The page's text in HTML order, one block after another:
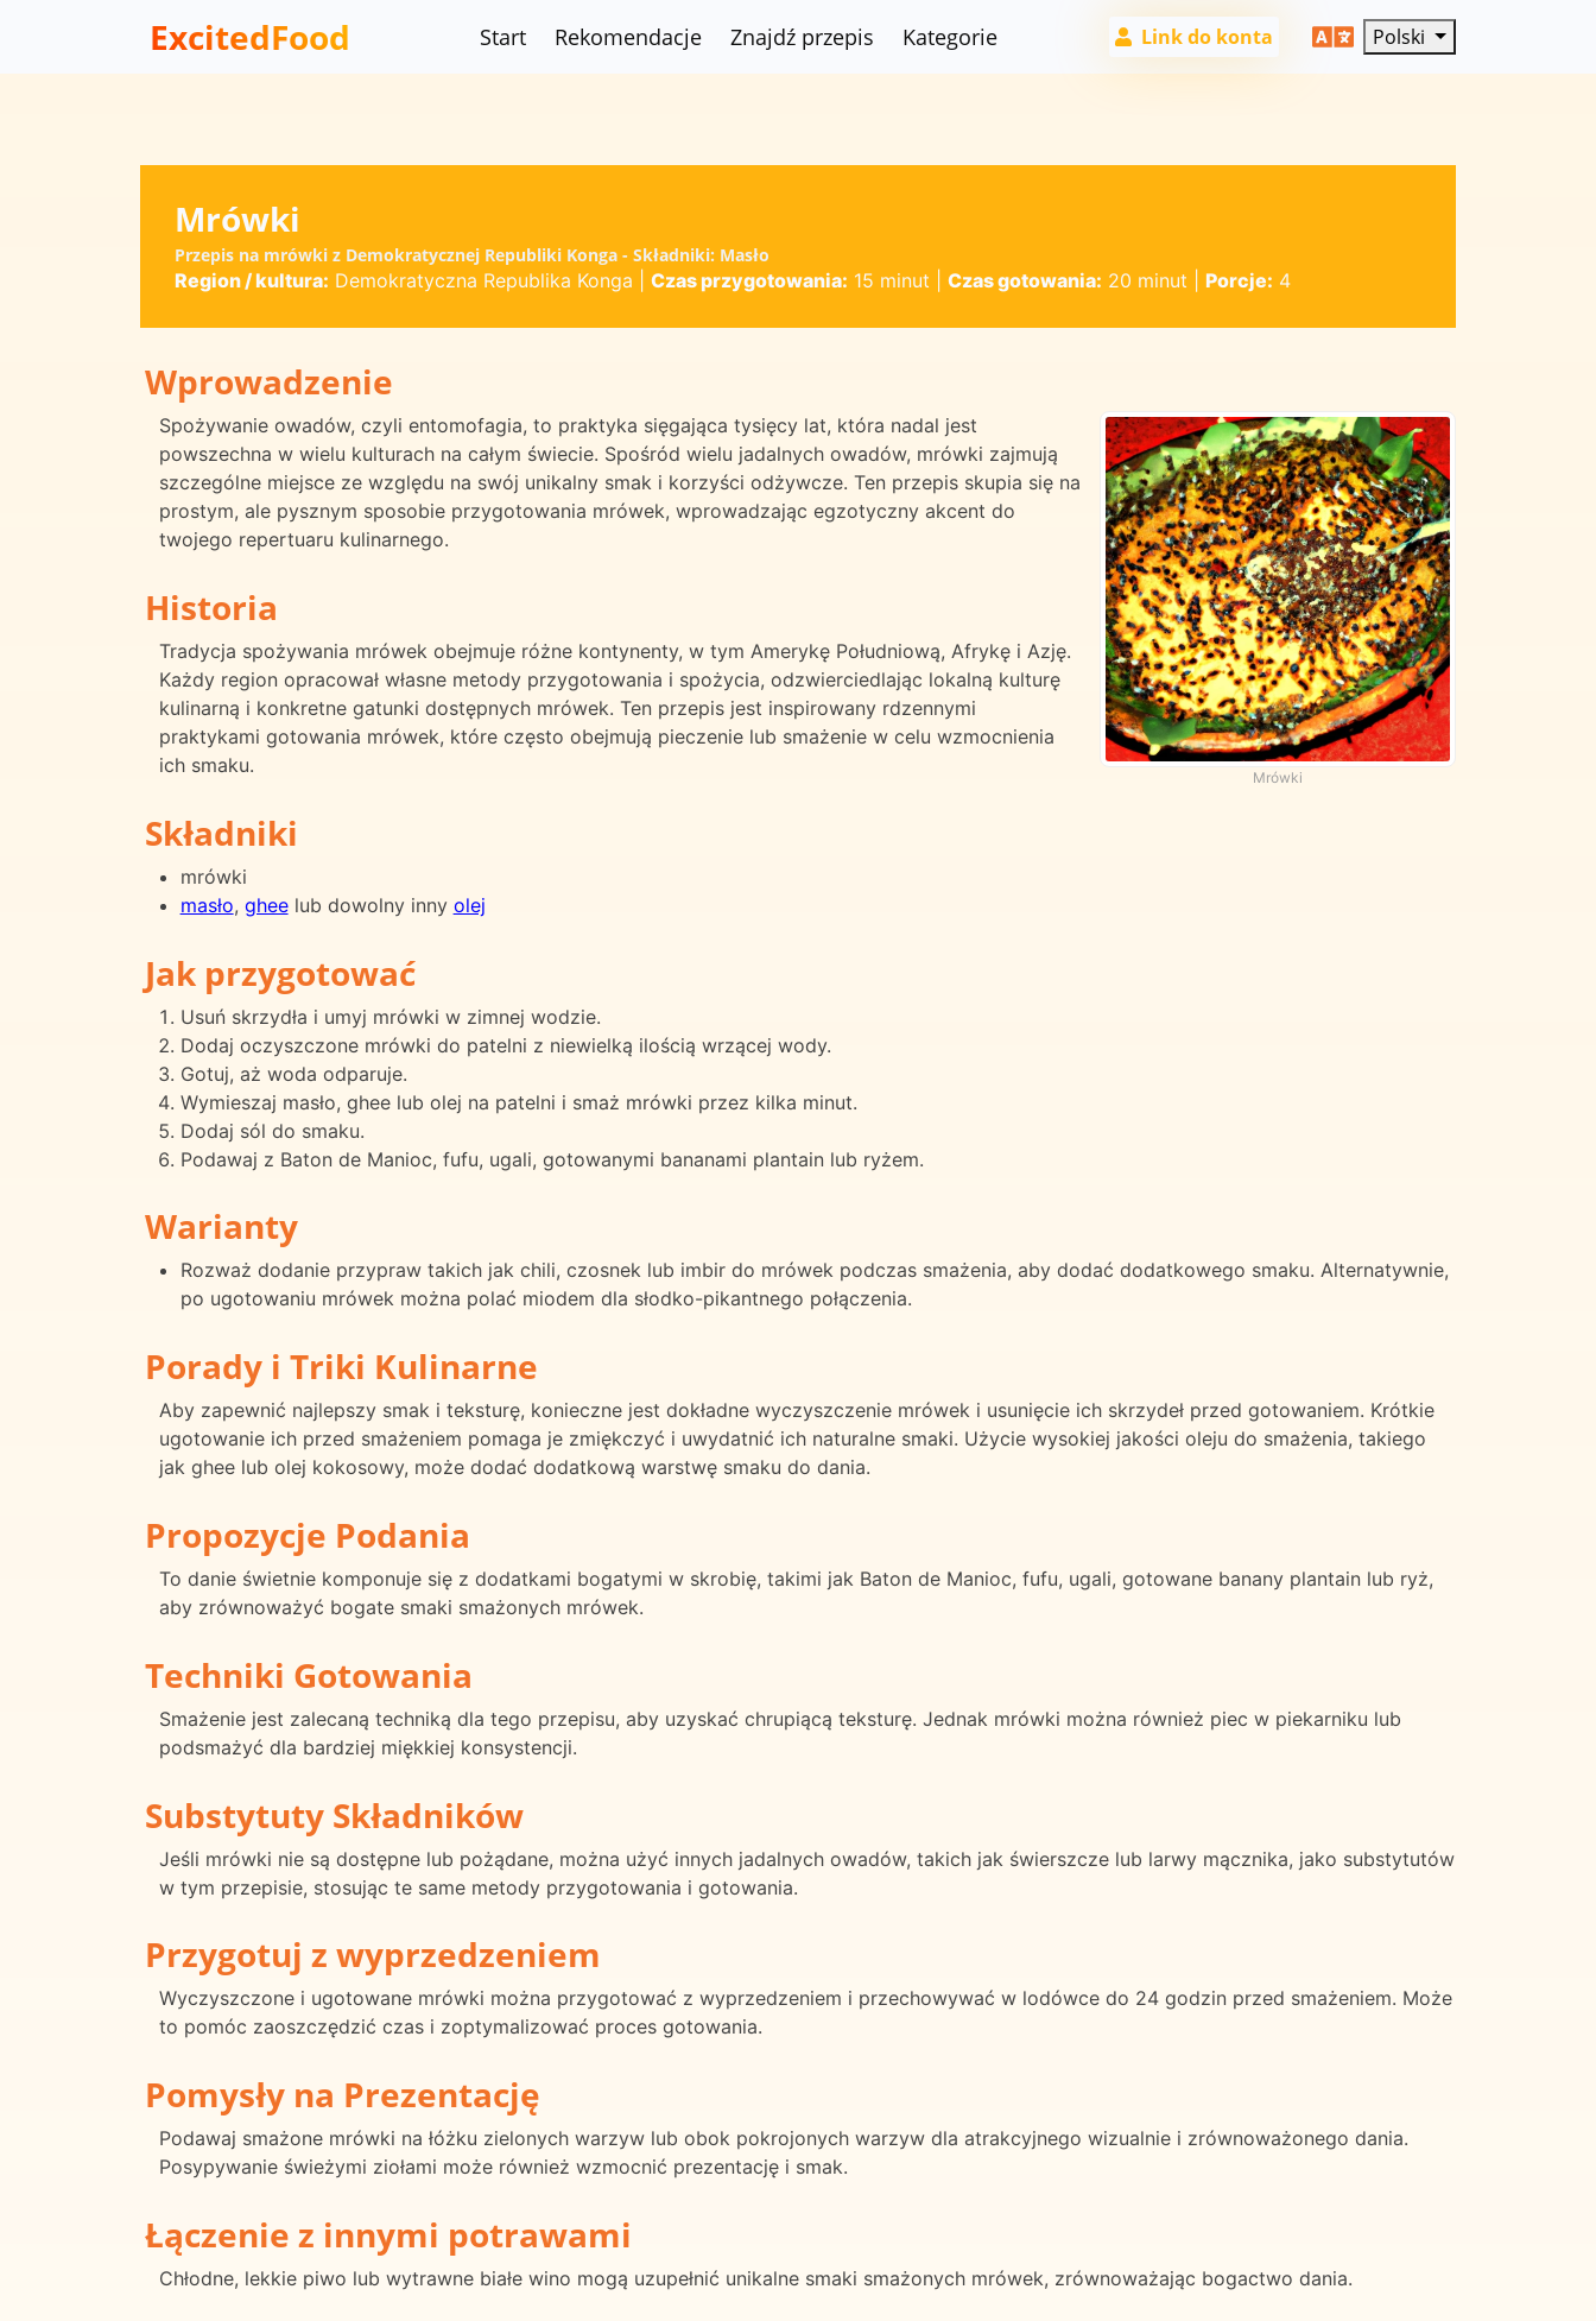
ExcitedFood Start Rekomendacje Znajdź przepis Kategorie Link do konta Polski
Mrówki
Przepis na mrówki z Demokratycznej Republiki Konga - Składniki: Masło
Region / kultura: Demokratyczna Republika Konga Czas przygotowania: 15 minut Czas gotowania: 20 minut Porcje: 4
Wprowadzenie
Mrówki
Spożywanie owadów, czyli entomofagia, to praktyka sięgająca tysięcy lat, która nadal jest
powszechna w wielu kulturach na całym świecie. Spośród wielu jadalnych owadów, mrówki zajmują
szczególne miejsce ze względu na swój unikalny smak i korzyści odżywcze. Ten przepis skupia się na
prostym, ale pysznym sposobie przygotowania mrówek, wprowadzając egzotyczny akcent do
twojego repertuaru kulinarnego.
Historia
Tradycja spożywania mrówek obejmuje różne kontynenty, w tym Amerykę Południową, Afrykę i Azję.
Każdy region opracował własne metody przygotowania i spożycia, odzwierciedlając lokalną kulturę
kulinarną i konkretne gatunki dostępnych mrówek. Ten przepis jest inspirowany rdzennymi
praktykami gotowania mrówek, które często obejmują pieczenie lub smażenie w celu wzmocnienia
ich smaku.
Składniki
mrówki
masło, gheelub dowolny inny olej
Jak przygotować
Usuń skrzydła i umyj mrówki w zimnej wodzie.
Dodaj oczyszczone mrówki do patelni z niewielką ilością wrzącej wody.
Gotuj, aż woda odparuje.
Wymieszaj masło, ghee lub olej na patelni i smaż mrówki przez kilka minut.
Dodaj sól do smaku.
Podawaj z Baton de Manioc, fufu, ugali, gotowanymi bananami plantain lub ryżem.
Warianty
Rozważ dodanie przypraw takich jak chili, czosnek lub imbir do mrówek podczas smażenia, aby dodać dodatkowego smaku. Alternatywnie,
po ugotowaniu mrówek można polać miodem dla słodko-pikantnego połączenia.
Porady i Triki Kulinarne
Aby zapewnić najlepszy smak i teksturę, konieczne jest dokładne wyczyszczenie mrówek i usunięcie ich skrzydeł przed gotowaniem. Krótkie
ugotowanie ich przed smażeniem pomaga je zmiękczyć i uwydatnić ich naturalne smaki. Użycie wysokiej jakości oleju do smażenia, takiego
jak ghee lub olej kokosowy, może dodać dodatkową warstwę smaku do dania.
Propozycje Podania
To danie świetnie komponuje się z dodatkami bogatymi w skrobię, takimi jak Baton de Manioc, fufu, ugali, gotowane banany plantain lub ryż,
aby zrównoważyć bogate smaki smażonych mrówek.
Techniki Gotowania
Smażenie jest zalecaną techniką dla tego przepisu, aby uzyskać chrupiącą teksturę. Jednak mrówki można również piec w piekarniku lub
podsmażyć dla bardziej miękkiej konsystencji.
Substytuty Składników
Jeśli mrówki nie są dostępne lub pożądane, można użyć innych jadalnych owadów, takich jak świerszcze lub larwy mącznika, jako substytutów
w tym przepisie, stosując te same metody przygotowania i gotowania.
Przygotuj z wyprzedzeniem
Wyczyszczone i ugotowane mrówki można przygotować z wyprzedzeniem i przechowywać w lodówce do 24 godzin przed smażeniem. Może
to pomóc zaoszczędzić czas i zoptymalizować proces gotowania.
Pomysły na Prezentację
Podawaj smażone mrówki na łóżku zielonych warzyw lub obok pokrojonych warzyw dla atrakcyjnego wizualnie i zrównoważonego dania.
Posypywanie świeżymi ziołami może również wzmocnić prezentację i smak.
Łączenie z innymi potrawami
Chłodne, lekkie piwo lub wytrawne białe wino mogą uzupełnić unikalne smaki smażonych mrówek, zrównoważając bogactwo dania.